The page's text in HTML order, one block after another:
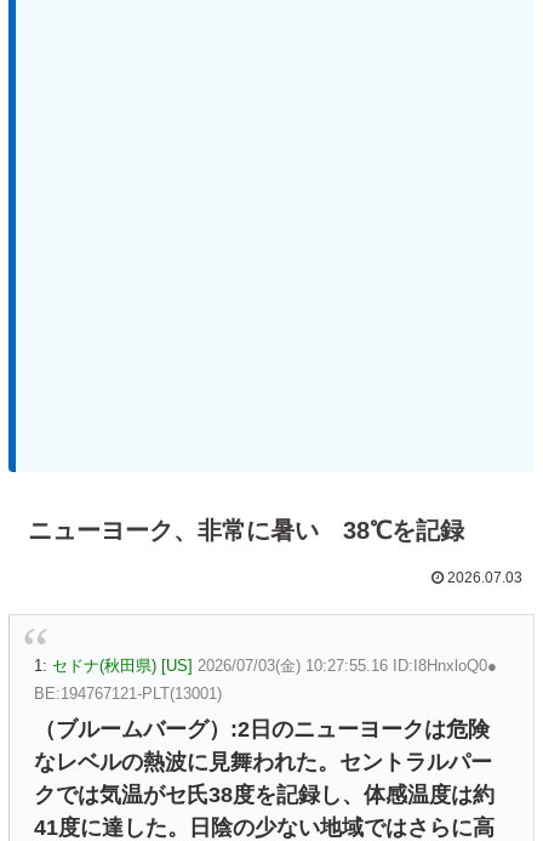
ニューヨーク、非常に暑い 38℃を記録
2026.07.03
1: セドナ(秋田県) [US] 2026/07/03(金) 10:27:55.16 ID:I8HnxloQ0●
BE:194767121-PLT(13001)
（ブルームバーグ）:2日のニューヨークは危険
なレベルの熱波に見舞われた。セントラルパー
クでは気温がセ氏38度を記録し、体感温度は約
41度に達した。日陰の少ない地域ではさらに高